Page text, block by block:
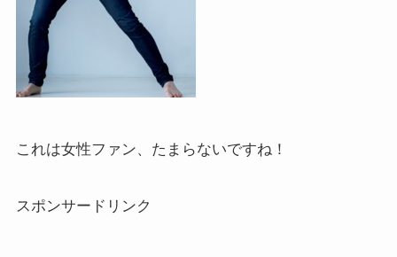
これは女性ファン、たまらないですね！
スポンサードリンク